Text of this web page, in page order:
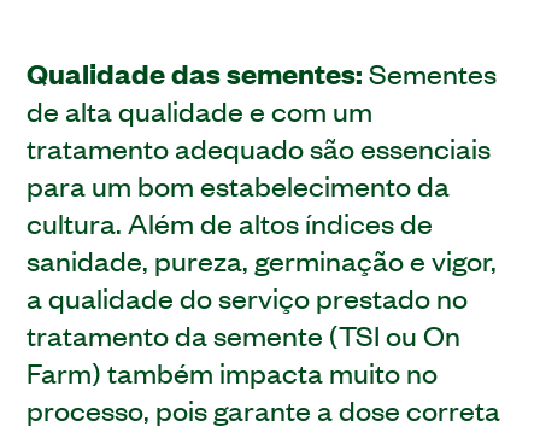
Qualidade das sementes: Sementes
de alta qualidade e com um
tratamento adequado são essenciais
para um bom estabelecimento da
cultura. Além de altos índices de
sanidade, pureza, germinação e vigor,
a qualidade do serviço prestado no
tratamento da semente (TSI ou On
Farm) também impacta muito no
processo, pois garante a dose correta